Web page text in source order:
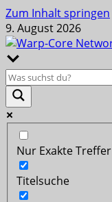
Zum Inhalt springen
9. August 2026
Nur Exakte Treffer
Titelsuche